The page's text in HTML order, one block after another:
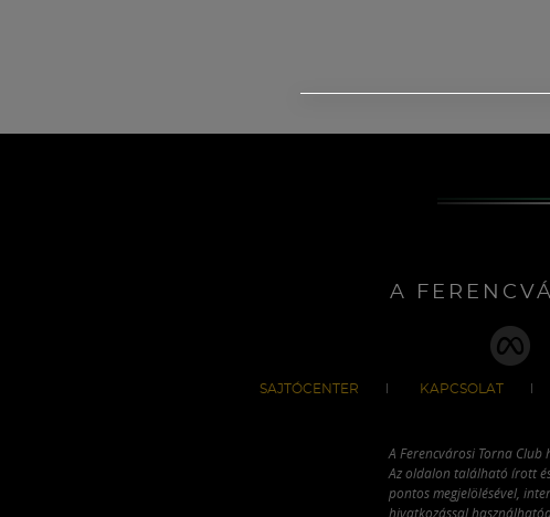
A
SAJTÓCENTER KAPCSOLAT
A Ferencvárosi Torna
Az oldalon található írott
pontos megjelölésével,
hivatkozással